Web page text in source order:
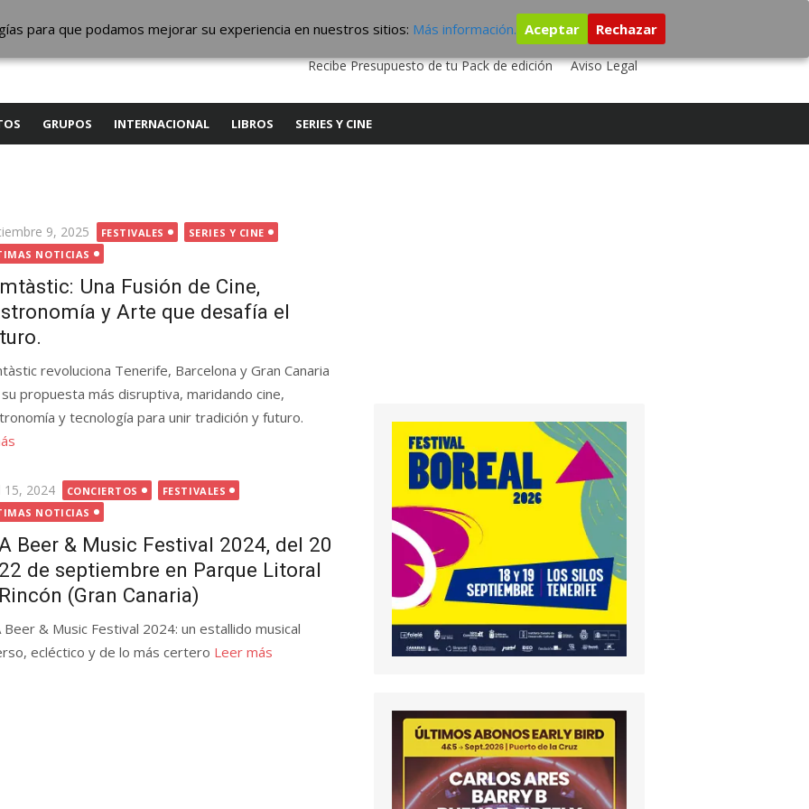
QUIENES SOMOS CONTACTO SERVICIOS EDITA TU DISCO
ESTUDIO DE GRABACIÓN
Recibe Presupuesto de tu Pack de edición
Aviso Legal
GRUPOS INTERNACIONAL LIBROS SERIES Y CINE
9, 2025 FESTIVALES
SERIES Y CINE
NOTICIAS
Una Fusión de Cine,
y Arte que desafía el
revoluciona Tenerife, Barcelona y Gran Canaria
propuesta más disruptiva, maridando cine,
y tecnología para unir tradición y futuro.
15, 2024 CONCIERTOS
FESTIVALES
NOTICIAS
Beer & Music Festival 2024, del 20
de septiembre en Parque Litoral
(Gran Canaria)
Beer & Music Festival 2024: un estallido musical
ecléctico y de lo más certero Leer más
para que podamos mejorar su experiencia en nuestros sitios: Más información. Aceptar Rechazar